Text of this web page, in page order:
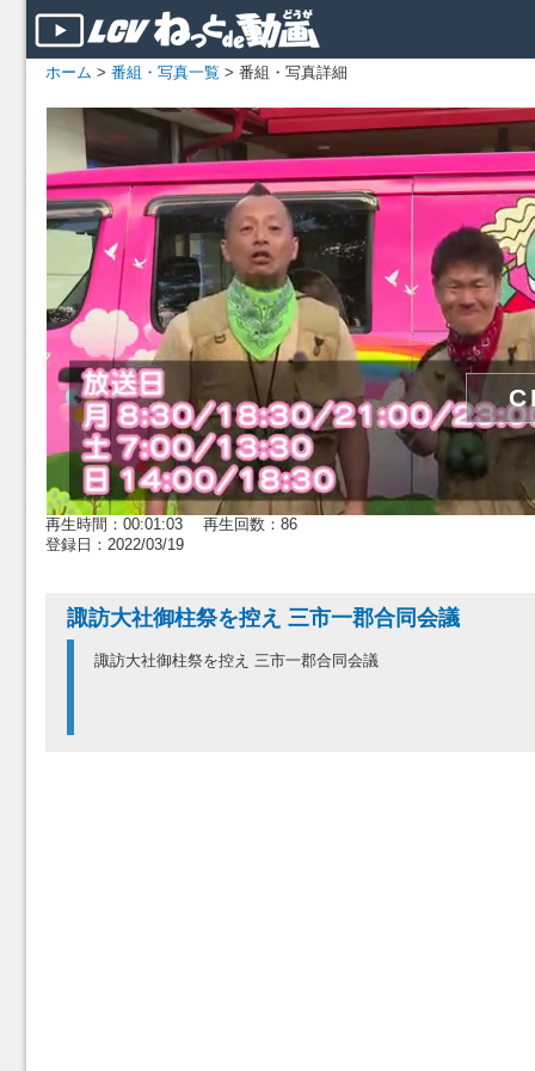
ホーム > 番組・写真一覧 > 番組・写真詳細
再生時間：00:01:03 再生回数：86
登録日：2022/03/19
諏訪大社御柱祭を控え 三市一郡合同会議
諏訪大社御柱祭を控え 三市一郡合同会議